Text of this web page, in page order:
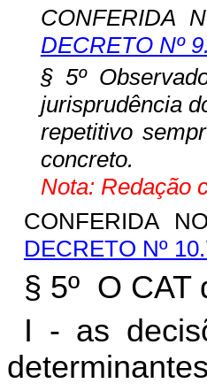
CONFERIDA
DECRETO Nº
§ 5º
jurisprudência
repetitivo
concreto.
Nota: Redação
CONFERIDA
DECRETO Nº
§ 5º O CAT
I - as